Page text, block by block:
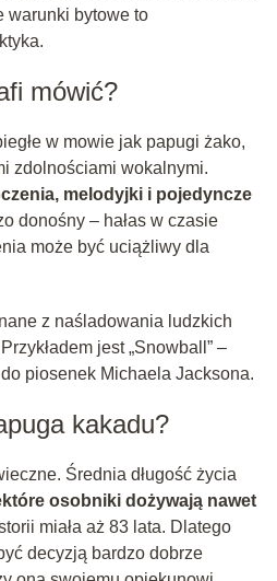
warunki bytowe to
mówić?
w mowie jak papugi żako,
zdolnościami wokalnymi.
melodyjki i pojedyncze
donośny – hałas w czasie
może być uciążliwy dla
z naśladowania ludzkich
jest „Snowball” –
piosenek Michaela Jacksona.
kakadu?
Średnia długość życia
osobniki dożywają nawet
miała aż 83 lata. Dlatego
decyzją bardzo dobrze